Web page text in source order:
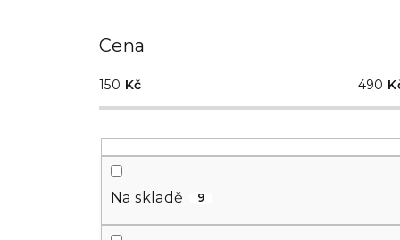
Cena
150 Kč 490
Na skladě 9